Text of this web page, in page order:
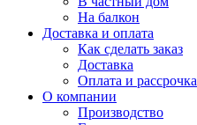
На балкон
Доставка и оплата
Как сделать заказ
Доставка
Оплата и рассрочка
О компании
Производство